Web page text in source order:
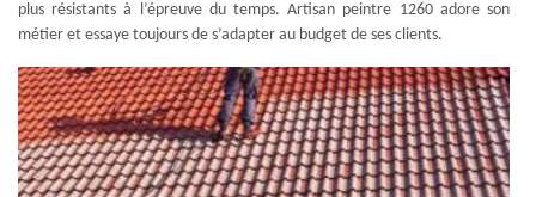
plus résistants à l’épreuve du temps. Artisan peintre 1260 adore son
métier et essaye toujours de s’adapter au budget de ses clients.